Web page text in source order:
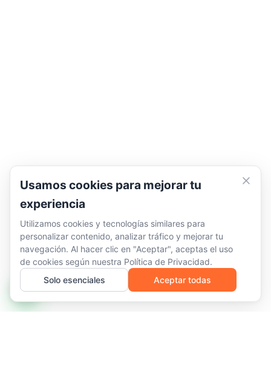
Usamos cookies para mejorar tu
experiencia
Utilizamos cookies y tecnologías similares para
personalizar contenido, analizar tráfico y mejorar tu
navegación. Al hacer clic en "Aceptar", aceptas el uso
de cookies según nuestra Política de Privacidad.
Solo esenciales
Aceptar todas